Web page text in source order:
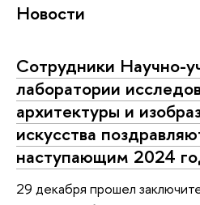
Новости
Сотрудники Научно-
лаборатории
архитектуры и
искусства
наступающим 2024
29 декабря прошел